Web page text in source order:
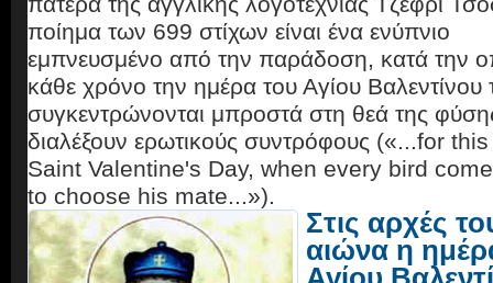
ποίημα των 699 στίχων είναι ένα ενύπνιο
εμπνευσμένο από την παράδοση, κατά την
κάθε χρόνο την ημέρα του Αγίου Βαλεντίνου
συγκεντρώνονται μπροστά στη θεά της
διαλέξουν ερωτικούς συντρόφους («...for
Saint Valentine's Day, when every bird
to choose his mate...»).
Στις αρχές
αιώνα η